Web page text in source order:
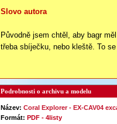
Slovo autora
Původně jsem chtěl, aby bagr
třeba sbíječku, nebo kleště. To
Podrobnosti o archivu a modelu
Název: Coral Explorer-EX-CAV04
Formát: PDF -4listy